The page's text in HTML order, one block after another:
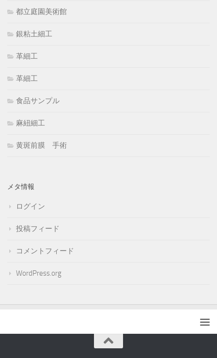
都立庭園美術館
銀粘土細工
革細工
革細工
食品サンプル
麻紐細工
黄斑前膜 手術
メタ情報
ログイン
投稿フィード
コメントフィード
WordPress.org